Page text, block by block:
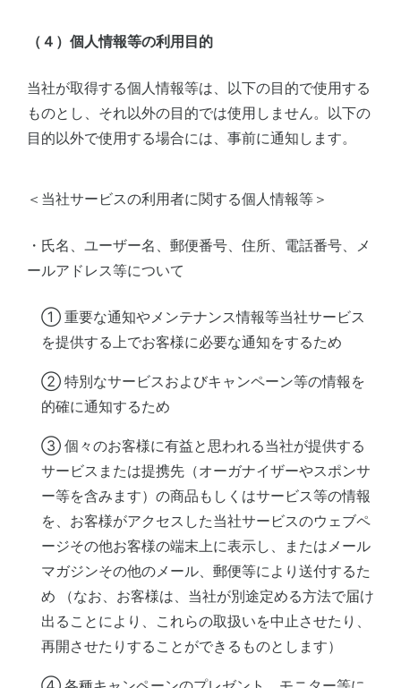
（４）個人情報等の利用目的
当社が取得する個人情報等は、以下の目的で使用する
ものとし、それ以外の目的では使用しません。以下の
目的以外で使用する場合には、事前に通知します。
＜当社サービスの利用者に関する個人情報等＞
・氏名、ユーザー名、郵便番号、住所、電話番号、メ
ールアドレス等について
① 重要な通知やメンテナンス情報等当社サービス
を提供する上でお客様に必要な通知をするため
② 特別なサービスおよびキャンペーン等の情報を
的確に通知するため
③ 個々のお客様に有益と思われる当社が提供する
サービスまたは提携先（オーガナイザーやスポンサ
ー等を含みます）の商品もしくはサービス等の情報
を、お客様がアクセスした当社サービスのウェブペ
ージその他お客様の端末上に表示し、またはメール
マガジンその他のメール、郵便等により送付するた
め （なお、お客様は、当社が別途定める方法で届け
出ることにより、これらの取扱いを中止させたり、
再開させたりすることができるものとします）